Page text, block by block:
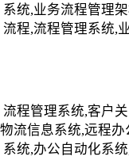
系统,业务流程管理
流程,流程管理系统,
流程管理系统,客户
物流信息系统,远程办
系统,办公自动化系